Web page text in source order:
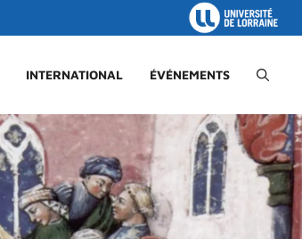
INTERNATIONAL ÉVÉNEMENTS